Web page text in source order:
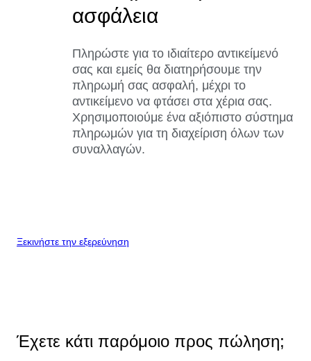
ασφάλεια
Πληρώστε για το ιδιαίτερο αντικείμενό
σας και εμείς θα διατηρήσουμε την
πληρωμή σας ασφαλή, μέχρι το
αντικείμενο να φτάσει στα χέρια σας.
Χρησιμοποιούμε ένα αξιόπιστο σύστημα
πληρωμών για τη διαχείριση όλων των
συναλλαγών.
Ξεκινήστε την εξερεύνηση
Έχετε κάτι παρόμοιο προς πώληση;